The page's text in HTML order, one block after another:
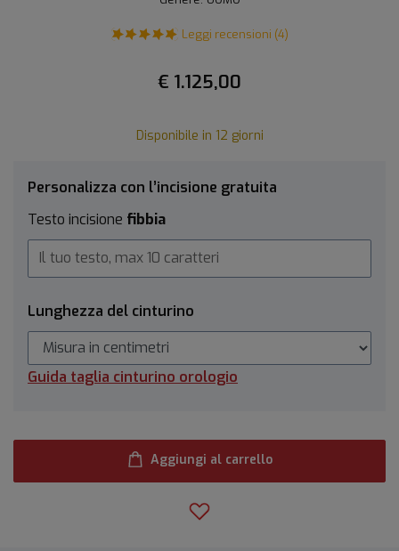
Leggi recensioni (4)
€ 1.125,00
Disponibile in 12 giorni
Personalizza con l’incisione gratuita
Testo incisione fibbia
Lunghezza del cinturino
Guida taglia cinturino orologio
Aggiungi al carrello